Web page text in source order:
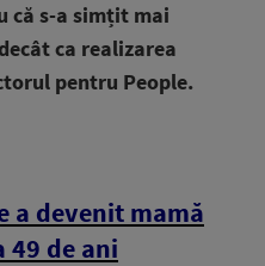
că s-a simțit mai
ca realizarea
pentru People.
a devenit mamă
49 de ani